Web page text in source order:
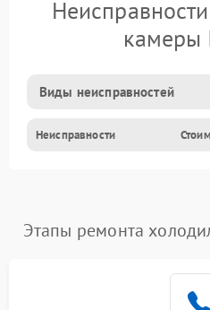
камеры
Виды неисправностей
Неисправности
Этапы ремонта